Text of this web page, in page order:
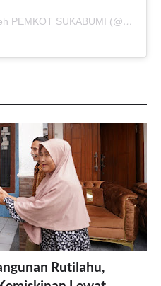
Sebuah kiriman dibagikan oleh PEMKOT SUKABUMI (@pemkotsukabumi_)
Rutilahu,